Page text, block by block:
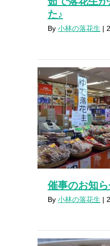
た♪
By 小林の落花生 |
催事のお知
By 小林の落花生 |